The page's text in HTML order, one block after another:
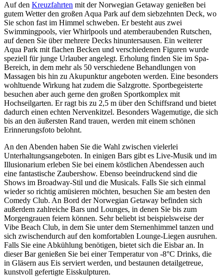
Auf den Kreuzfahrten mit der Norwegian Getaway genießen bei
gutem Wetter den großen Aqua Park auf dem siebzehnten Deck, wo
Sie schon fast im Himmel schweben. Er besteht aus zwei
Swimmingpools, vier Whirlpools und atemberaubenden Rutschen,
auf denen Sie über mehrere Decks hinuntersausen. Ein weiterer
Aqua Park mit flachen Becken und verschiedenen Figuren wurde
speziell für junge Urlauber angelegt. Erholung finden Sie im Spa-
Bereich, in dem mehr als 50 verschiedene Behandlungen von
Massagen bis hin zu Akupunktur angeboten werden. Eine besonders
wohltuende Wirkung hat zudem die Salzgrotte. Sportbegeisterte
besuchen aber auch gerne den großen Sportkomplex mit
Hochseilgarten. Er ragt bis zu 2,5 m über den Schiffsrand und bietet
dadurch einen echten Nervenkitzel. Besonders Wagemutige, die sich
bis an den äußersten Rand trauen, werden mit einem schönen
Erinnerungsfoto belohnt.
An den Abenden haben Sie die Wahl zwischen vielerlei
Unterhaltungsangeboten. In einigen Bars gibt es Live-Musik und im
Illusionarium erleben Sie bei einem köstlichen Abendessen auch
eine fantastische Zaubershow. Ebenso beeindruckend sind die
Shows im Broadway-Stil und die Musicals. Falls Sie sich einmal
wieder so richtig amüsieren möchten, besuchen Sie am besten den
Comedy Club. An Bord der Norwegian Getaway befinden sich
außerdem zahlreiche Bars und Lounges, in denen Sie bis zum
Morgengrauen feiern können. Sehr beliebt ist beispielsweise der
Vibe Beach Club, in dem Sie unter dem Sternenhimmel tanzen und
sich zwischendurch auf den komfortablen Lounge-Liegen ausruhen.
Falls Sie eine Abkühlung benötigen, bietet sich die Eisbar an. In
dieser Bar genießen Sie bei einer Temperatur von -8°C Drinks, die
in Gläsern aus Eis serviert werden, und bestaunen detailgetreue,
kunstvoll gefertigte Eisskulpturen.